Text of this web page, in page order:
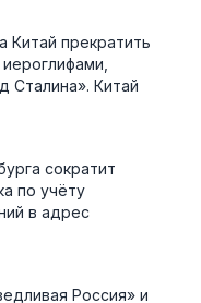
Китай прекратить
Сталина». Китай
сократит
по учёту
в адрес
Россия» и